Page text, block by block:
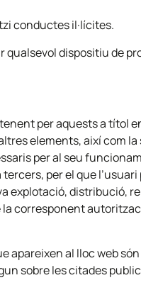
conductes il·lícites.
qualsevol dispositiu de
per aquests a
elements, així com
per al seu
per el que
explotació, distribució,
corresponent
al lloc web són
sobre les citades